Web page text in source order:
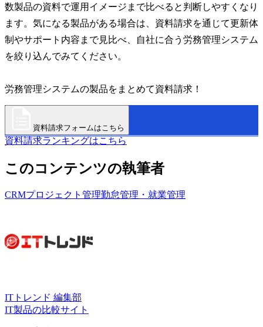
数製品の資料で運用イメージまで比べると判断しやすくなり
ます。気になる製品がある場合は、資料請求を通じて更新体
制やサポート内容まで見比べ、自社に合う労務管理システム
を絞り込んでみてください。
労務管理システムの製品をまとめて資料請求！
資料請求フォームはこちら
資料請求ランキングはこちら
このコンテンツの執筆者
CRMプロジェクト管理勤怠管理・就業管理
ITトレンド 編集部
IT製品の比較サイト